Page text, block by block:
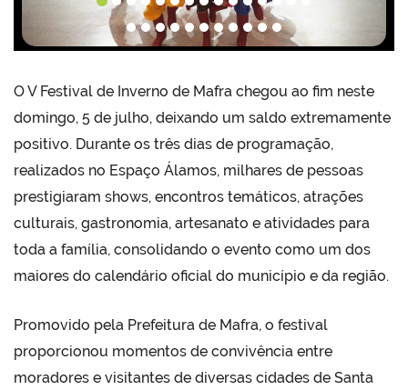
O V Festival de Inverno de Mafra chegou ao fim neste
domingo, 5 de julho, deixando um saldo extremamente
positivo. Durante os três dias de programação,
realizados no Espaço Álamos, milhares de pessoas
prestigiaram shows, encontros temáticos, atrações
culturais, gastronomia, artesanato e atividades para
toda a família, consolidando o evento como um dos
maiores do calendário oficial do município e da região.
Promovido pela Prefeitura de Mafra, o festival
proporcionou momentos de convivência entre
moradores e visitantes de diversas cidades de Santa